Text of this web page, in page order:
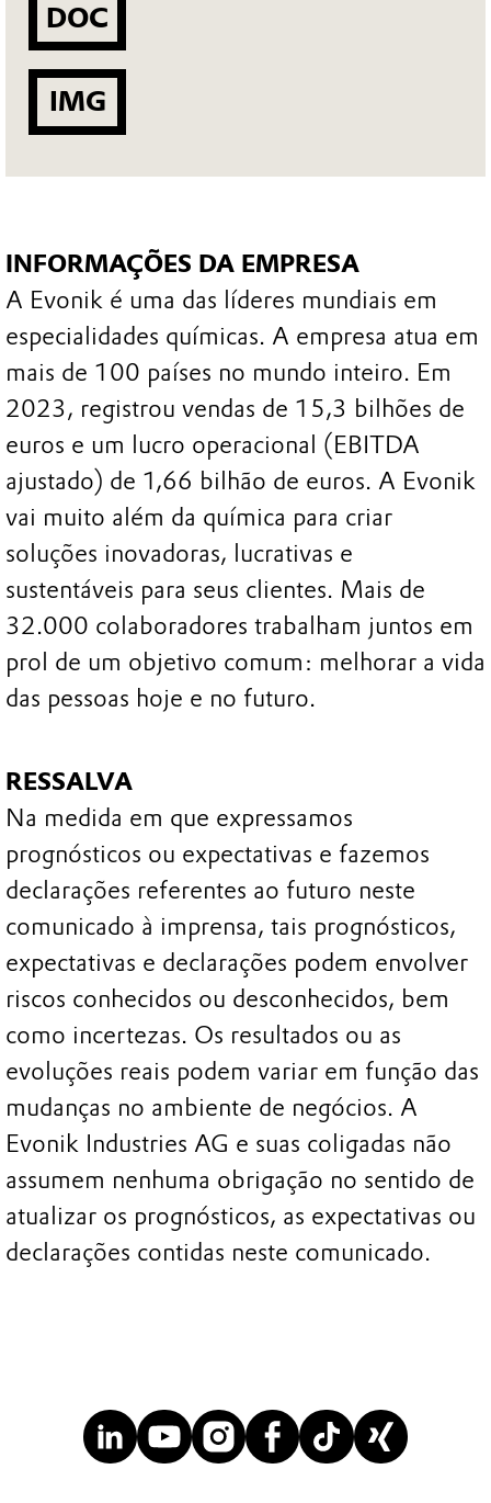
DOC
IMG
INFORMAÇÕES DA EMPRESA
A Evonik é uma das líderes mundiais em
especialidades químicas. A empresa atua em
mais de 100 países no mundo inteiro. Em
2023, registrou vendas de 15,3 bilhões de
euros e um lucro operacional (EBITDA
ajustado) de 1,66 bilhão de euros. A Evonik
vai muito além da química para criar
soluções inovadoras, lucrativas e
sustentáveis para seus clientes. Mais de
32.000 colaboradores trabalham juntos em
prol de um objetivo comum: melhorar a vida
das pessoas hoje e no futuro.
RESSALVA
Na medida em que expressamos
prognósticos ou expectativas e fazemos
declarações referentes ao futuro neste
comunicado à imprensa, tais prognósticos,
expectativas e declarações podem envolver
riscos conhecidos ou desconhecidos, bem
como incertezas. Os resultados ou as
evoluções reais podem variar em função das
mudanças no ambiente de negócios. A
Evonik Industries AG e suas coligadas não
assumem nenhuma obrigação no sentido de
atualizar os prognósticos, as expectativas ou
declarações contidas neste comunicado.